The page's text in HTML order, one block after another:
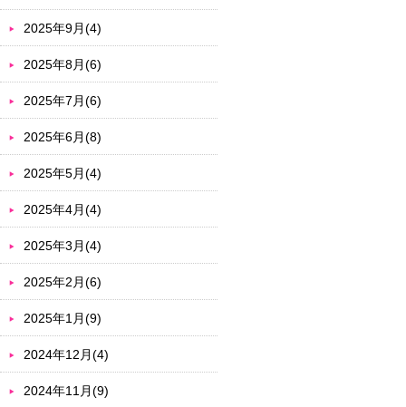
2025年9月(4)
2025年8月(6)
2025年7月(6)
2025年6月(8)
2025年5月(4)
2025年4月(4)
2025年3月(4)
2025年2月(6)
2025年1月(9)
2024年12月(4)
2024年11月(9)